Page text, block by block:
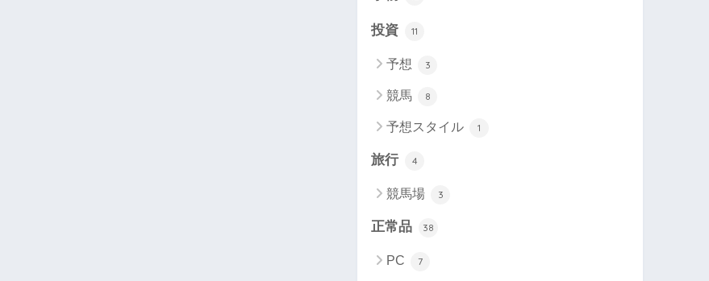
投資 11
予想 3
競馬 8
予想スタイル 1
旅行 4
競馬場 3
正常品 38
PC 7